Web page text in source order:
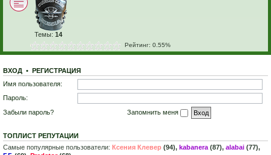
Темы: 14
Рейтинг: 0.55%
ВХОД • РЕГИСТРАЦИЯ
Имя пользователя:
Пароль:
Забыли пароль?
Запомнить меня
ТОПЛИСТ РЕПУТАЦИИ
Самые популярные пользователи: Ксения Клевер (94), kabanera (87), alabai (77),